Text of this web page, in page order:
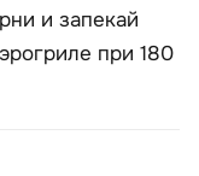
и запекай
при 180